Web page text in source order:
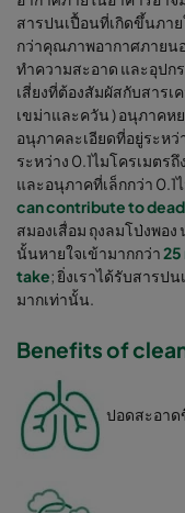
สารปนเปื้อนที่เกิดขึ้นภา
กว่าคุณภาพอากาศภายนอ
ทำความสะอาด และอุป
เสี่ยงที่ต้องสัมผัสกับสาร
เขม่าและควัน ) อนุภาคห
อนุภาคละเอียดที่อยู่ระหว่
ระหว่าง 0.1ไมโครเมตรถึ
และอนุภาคที่เล็กกว่า 0.1
can contribute to
สมองเสื่อม ถุงลมโป่งพอ
นั้นหายใจเข้ามากกว่า
take; ยิ่งเราได้รับสารป
มากเท่านั้น.
Benefits of
ปอดสะอา